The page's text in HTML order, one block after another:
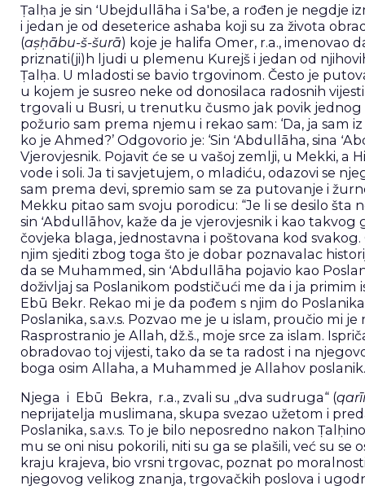
Ṭalḥa je sin ʻUbejdullāha i Sa'be, a rođen je negdje
i jedan je od deseterice ashaba koji su za života
(aṣḥābu-š-šurā) koje je halifa Omer, r.a., imenovao
priznati(ji)h ljudi u plemenu Kurejš i jedan od
Ṭalḥa. U mladosti se bavio trgovinom. Često je
u kojem je susreo neke od donosilaca radosnih
trgovali u Busri, u trenutku čusmo jak povik jednog
požurio sam prema njemu i rekao sam: ‘Da, ja sam
ko je Ahmed?’ Odgovorio je: ‘Sin ʻAbdullāha, sina
Vjerovjesnik. Pojavit će se u vašoj zemlji, u Mekki,
vode i soli. Ja ti savjetujem, o mladiću, odazovi se
sam prema devi, spremio sam se za putovanje i
Mekku pitao sam svoju porodicu: “Je li se desilo šta
sin ʻAbdullāhov, kaže da je vjerovjesnik i kao
čovjeka blaga, jednostavna i poštovana kod
njim sjediti zbog toga što je dobar poznavalac
da se Muhammed, sin ʻAbdullāha pojavio kao
doživljaj sa Poslanikom podstičući me da i ja primim
Ebū Bekr. Rekao mi je da pođem s njim do
Poslanika, s.a.v.s. Pozvao me je u islam, proučio mi
Rasprostranio je Allah, dž.š., moje srce za islam.
obradovao toj vijesti, tako da se ta radost i na
boga osim Allaha, a Muhammed je Allahov
Njega i Ebū Bekra, r.a., zvali su „dva sudruga“ (
neprijatelja muslimana, skupa svezao užetom i
Poslanika, s.a.v.s. To je bilo neposredno nakon
mu se oni nisu pokorili, niti su ga se plašili, već su
kraju krajeva, bio vrsni trgovac, poznat po
njegovog velikog znanja, trgovačkih poslova i